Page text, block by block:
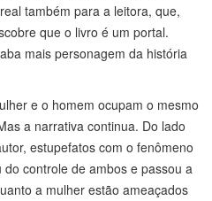
também para a leitora, que,
que o livro é um portal.
mais personagem da história
e o homem ocupam o mesmo
a narrativa continua. Do lado
estupefatos com o fenômeno
controle de ambos e passou a
a mulher estão ameaçados